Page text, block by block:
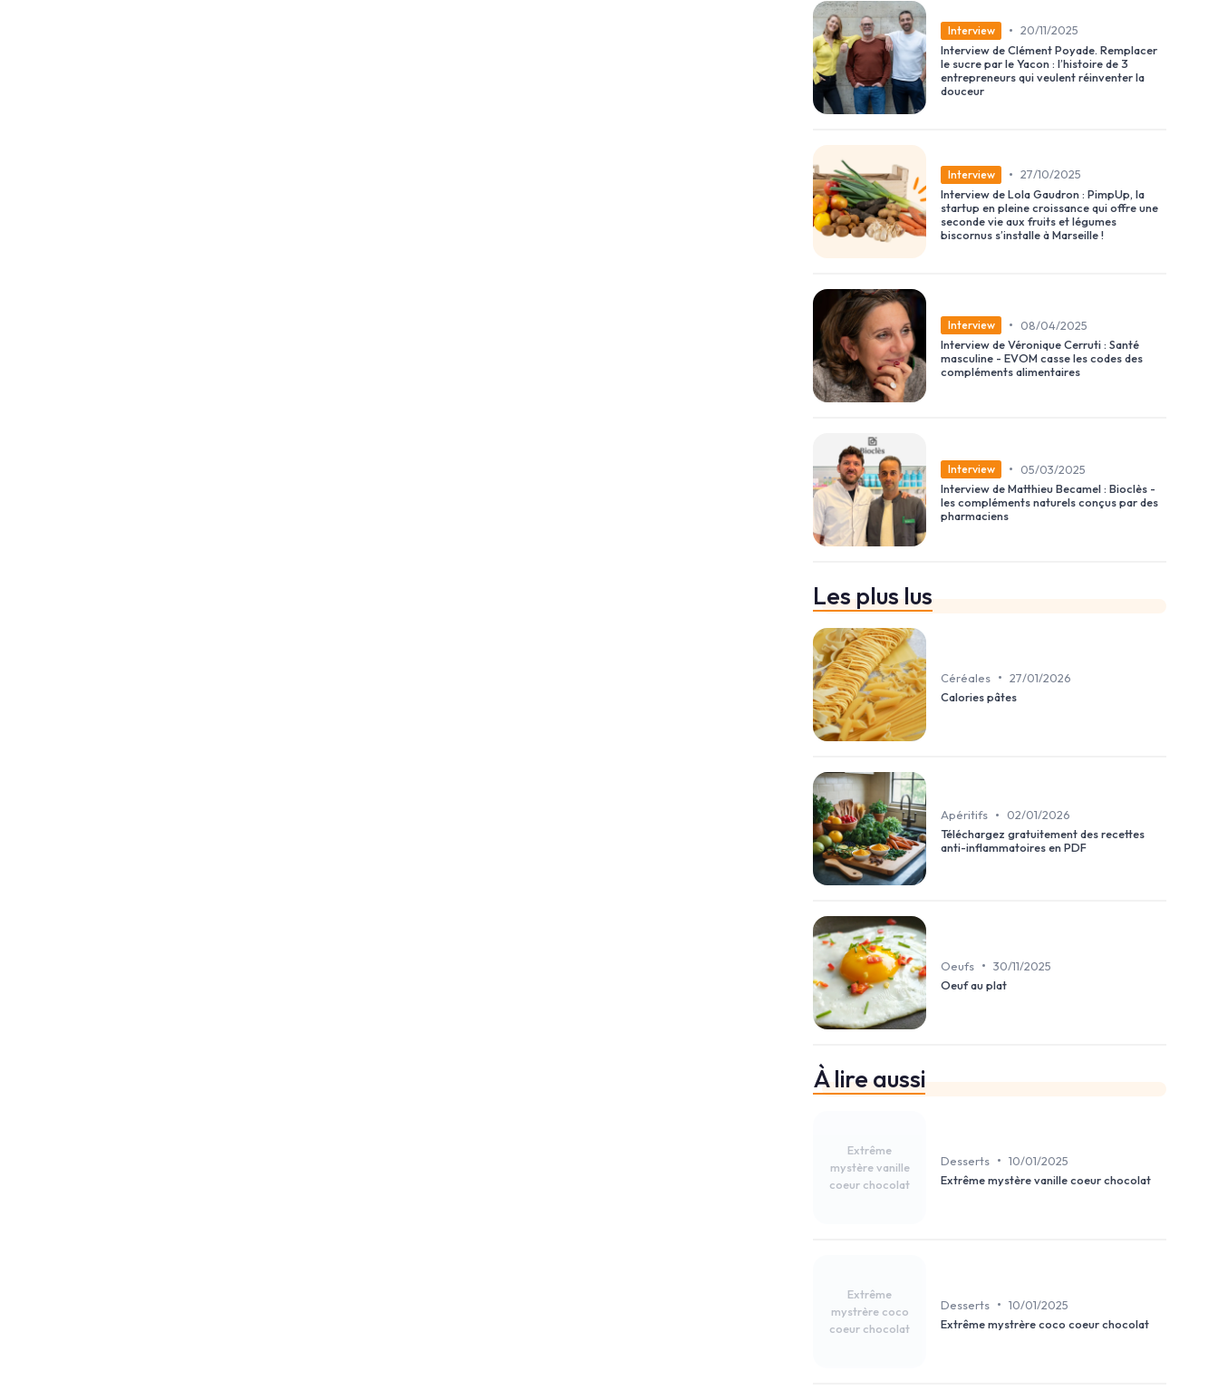
Interview • 20/11/2025
Interview de Clément Poyade. Remplacer
le sucre par le Yacon : l’histoire de 3
entrepreneurs qui veulent réinventer la
douceur
Interview • 27/10/2025
Interview de Lola Gaudron : PimpUp, la
startup en pleine croissance qui offre une
seconde vie aux fruits et légumes
biscornus s’installe à Marseille !
Interview •
08/04/2025
Interview de Véronique Cerruti : Santé
masculine - EVOM casse les codes des
compléments alimentaires
Interview •
05/03/2025
Interview de Matthieu Becamel : Bioclès -
les compléments naturels conçus par des
pharmaciens
Les plus lus
Céréales • 27/01/2026
Calories pâtes
Apéritifs •
02/01/2026
Téléchargez gratuitement des recettes
anti-inflammatoires en PDF
Oeufs • 30/11/2025
Oeuf au plat
À lire aussi
Extrême
mystère vanille
coeur chocolat
Desserts • 10/01/2025
Extrême mystère vanille coeur chocolat
Extrême
mystrère coco
coeur chocolat
Desserts • 10/01/2025
Extrême mystrère coco coeur chocolat